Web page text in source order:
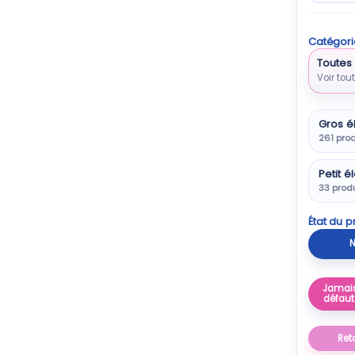
Voir
Gros
261
Petit
33
État du
défaut